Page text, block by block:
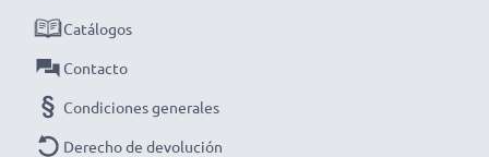
Mejora tu experiencia de audio y video con nuestros
cables RCA de alta calidad de subtel
pedido ahora para entrega rápida y con garantía de 3
años!
Catálogos
Contacto
Condiciones generales
Derecho de devolución